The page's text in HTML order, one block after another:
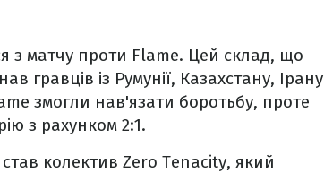
з матчу проти Flame. Цей склад, що
гравців із Румунії, Казахстану, Ірану
змогли нав'язати боротьбу, проте
з рахунком 2:1.
колектив Zero Tenacity, який